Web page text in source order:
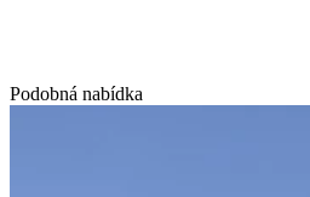
Podobná nabídka